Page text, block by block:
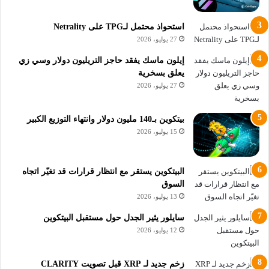
القوة الأساسية وضعف الأداء السعري.
حتى تدفقات صناديق المؤشرات المتداولة، والتي عادة ما تُعتبر
محفزاً صعودياً قوياً، لم تتمكن من تغيير الاتجاه العام، ويبدو أن عوامل
خفية تمنع XRP من تثبيت سعره فوق 1.15 دولار تجعل تأثير هذه
التدفقات محدوداً في الوقت الحالي.
تبقى كل محاولة صعود محكومة بالرفض، هذا النمط يعكس مجدداً
تشكيل حركة السعر في كل موجة صعود.
من تثبيت سعره فوق 1.15 دولار
ثقة، حيث يدخل المشترون لكنهم يفشلون في الدفاع عنها لفترة
استحواذ محتمل لـTPG على Netrality
27 يوليو، 2026
إيلون ماسك يفقد حاجز التريليون دولار وسي زي
يعلق بسخرية
27 يوليو، 2026
بيتكوين بـ140 مليون دولار وانتهاء التوزيع الكبير
15 يوليو، 2026
البيتكوين يستقر مع انتظار قرارات قد تغيّر اتجاه
السوق
13 يوليو، 2026
سايلور يثير الجدل حول مستقبل البيتكوين
12 يوليو، 2026
زخم جديد لـ XRP قبل تصويت CLARITY